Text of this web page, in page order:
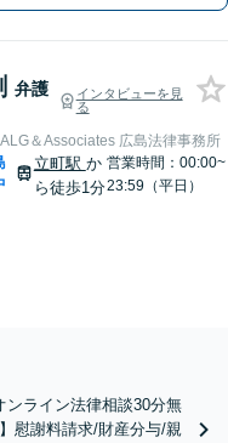
弁護
インタビューを見
る
＆Associates 広島法律事務所
立町駅 か
ら徒歩1分
営業時間：00:00~
23:59（平日）
ンライン法律相談30分無
慰謝料請求/財産分与/親